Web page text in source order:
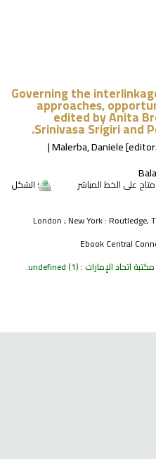
Governing the
approaches,
edited by Anita
Srinivasa Srigiri and
Malerba, Daniele
متاح على الخط المباشر ؛ الشكل
London ; New York : Routledge,
Ebook Central
مكتبة اتحاد الإمارات : undefined(1).